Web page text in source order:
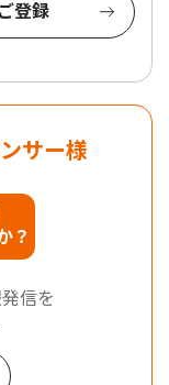
登録
サー様
？
信を